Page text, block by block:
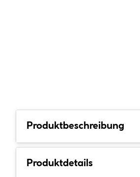
Produktbeschreibung
Produktdetails